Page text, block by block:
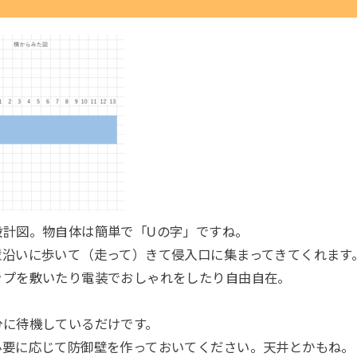
図。物自体は簡単で「Uの字」ですね。
いに歩いて（走って）きて侵入口に集まってきてくれます
を敷いたり電装でおしゃれをしたり自由自在。
待機しているだけです。
に応じて防御壁を作っておいてください。天井とかもね。